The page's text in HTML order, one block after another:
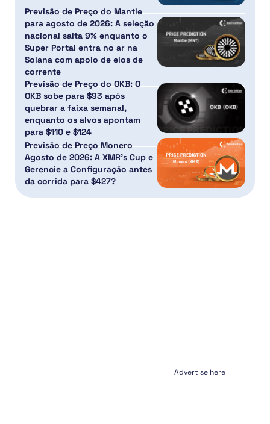
Previsão de Preço do Mantle
para agosto de 2026: A seleção
nacional salta 9% enquanto o
Super Portal entra no ar na
Solana com apoio de elos de
corrente
Previsão de Preço do OKB: O
OKB sobe para $93 após
quebrar a faixa semanal,
enquanto os alvos apontam
para $110 e $124
Previsão de Preço Monero
Agosto de 2026: A XMR’s Cup e
Gerencie a Configuração antes
da corrida para $427?
Advertise here